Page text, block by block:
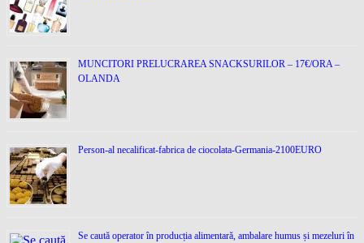
MUNCITORI PRELUCRAREA SNACKSURILOR – 17€/ORA –
OLANDA
Person-al necalificat-fabrica de ciocolata-Germania-2100EURO
Se caută operator în producția alimentară, ambalare humus și mezeluri în